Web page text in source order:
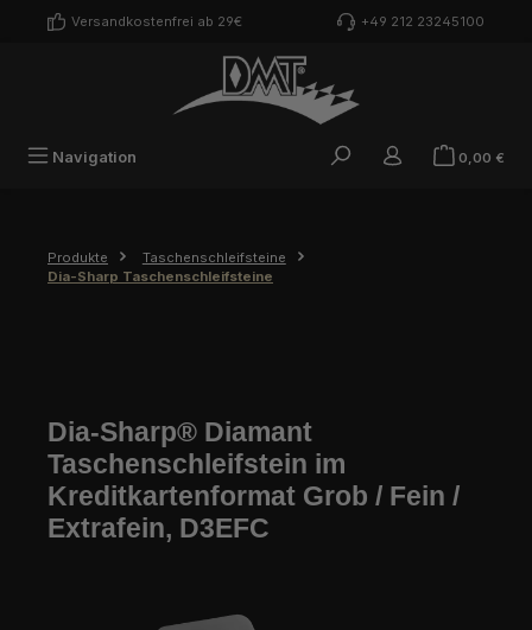
Zum Hauptinhalt springen
Versandkostenfrei ab 29€ +49 212 23245100
Navigation 0,00 €
Produkte
Taschenschleifsteine
Dia-Sharp Taschenschleifsteine
Dia-Sharp® Diamant
Taschenschleifstein im
Kreditkartenformat Grob / Fein /
Extrafein, D3EFC